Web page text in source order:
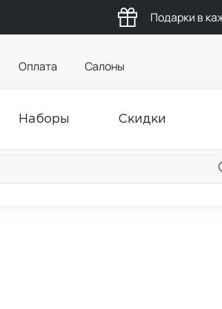
Подарки в
Оплата Салоны
Наборы Скидки